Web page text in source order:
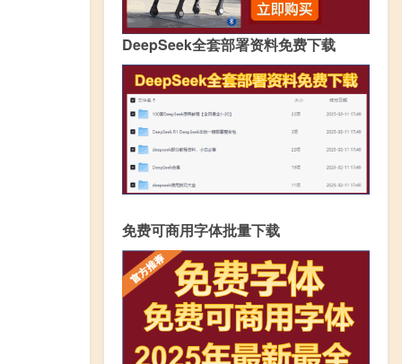
DeepSeek全套部署资料免费下载
免费可商用字体批量下载